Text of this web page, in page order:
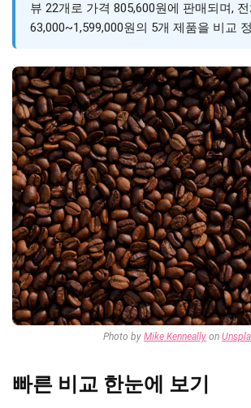
뷰 22개로 가격 805,600원에 판매되며,
63,000~1,599,000원의 5개 제품을 비교
Photo by Mike Kenneally on
빠른 비교 한눈에 보기